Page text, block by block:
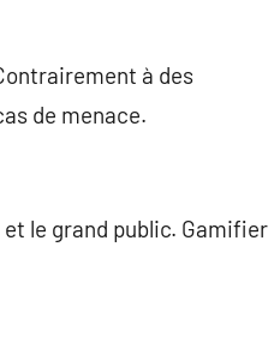
à des
de menace.
le grand public. Gamifier